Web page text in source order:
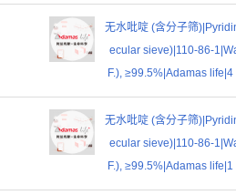
无水吡啶 (含分子筛
ecular sieve)|110-86-
F.), ≥99.5%|Adamas
无水吡啶 (含分子筛
ecular sieve)|110-86-
F.), ≥99.5%|Adamas